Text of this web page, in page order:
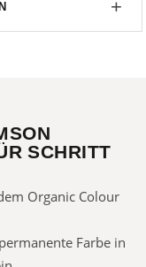
SCHRITT
Organic Colour
Farbe in